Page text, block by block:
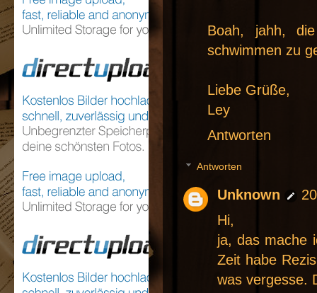
Boah, jahh,
schwimmen zu
Liebe Grüße,
Ley
Antworten
Antworten
Unknown
Hi,
ja, das mache
Zeit habe
was vergesse.